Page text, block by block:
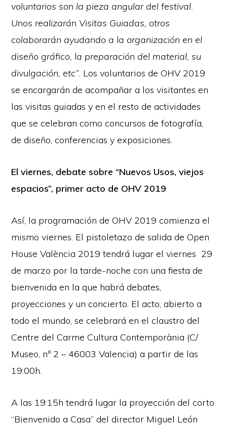
voluntarios son la pieza angular del festival.
Unos realizarán Visitas Guiadas, otros
colaborarán ayudando a la organización en el
diseño gráfico, la preparación del material, su
divulgación, etc”. Los voluntarios de OHV 2019
se encargarán de acompañar a los visitantes en
las visitas guiadas y en el resto de actividades
que se celebran como concursos de fotografía,
de diseño, conferencias y exposiciones.
El viernes, debate sobre “Nuevos Usos, viejos
espacios”, primer acto de OHV 2019
Así, la programación de OHV 2019 comienza el
mismo viernes. El pistoletazo de salida de Open
House València 2019 tendrá lugar el viernes 29
de marzo por la tarde-noche con una fiesta de
bienvenida en la que habrá debates,
proyecciones y un concierto. El acto, abierto a
todo el mundo, se celebrará en el claustro del
Centre del Carme Cultura Contemporània (C/
Museo, nº 2 – 46003 Valencia) a partir de las
19:00h.
A las 19:15h tendrá lugar la proyección del corto
“Bienvenido a Casa” del director Miguel León